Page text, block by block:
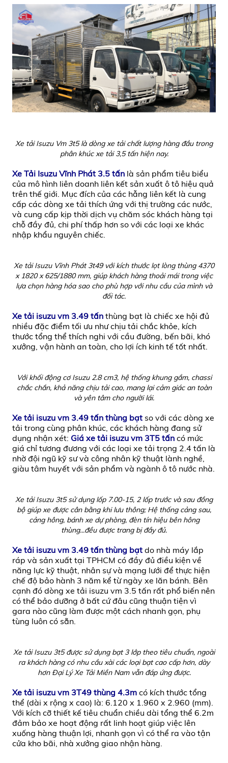
Xe tải Isuzu Vm 3t5 là dòng xe tải chất lượng hàng đầu trong
phân khúc xe tải 3,5 tấn hiện nay.
Xe Tải Isuzu Vĩnh Phát 3.5 tấn là sản phẩm tiêu biểu
của mô hình liên doanh liên kết sản xuất ô tô hiệu quả
trên thế giới. Mục đích của các hẫng liên kết là cung
cấp các dòng xe tải thích ứng với thị trường các nước,
và cung cấp kịp thời dịch vụ chăm sóc khách hàng tại
chỗ đầy đủ, chi phí thấp hơn so với các loại xe khác
nhập khẩu nguyên chiếc.
Xe tải Isuzu Vĩnh Phát 3t49 với kích thước lọt lòng thùng 4370
x 1820 x 625/1880 mm, giúp khách hàng thoải mái trong việc
lựa chọn hàng hóa sao cho phù hợp với nhu cầu của mình và
đối tác.
Xe tải isuzu vm 3.49 tấn thùng bạt là chiếc xe hội đủ
nhiều đặc điểm tối ưu như chịu tải chắc khỏe, kích
thước tổng thể thích nghi với cầu đường, bến bãi, khó
xưởng, vận hành an toàn, cho lợi ích kinh tế tốt nhất.
Với khối động cơ Isuzu 2.8 cm3, hệ thống khung gầm, chassi
chắc chắn, khả năng chịu tải cao, mang lại cảm giác an toàn
và yên tâm cho người lái.
Xe tải isuzu vm 3.49 tấn thùng bạt so với các dòng xe
tải trong cùng phân khúc, các khách hàng đang sử
dụng nhận xét: Giá xe tải isuzu vm 3T5 tấn có mức
giá chỉ tương đương với các loại xe tải trọng 2.4 tấn là
nhờ đội ngũ kỹ sư và công nhân kỹ thuật lành nghề,
giàu tâm huyết với sản phẩm và ngành ô tô nước nhà.
Xe tải Isuzu 3t5 sử dụng lốp 7.00-15, 2 lốp trước và sau đồng
bộ giúp xe được cân bằng khi lưu thông; Hệ thống cảng sau,
cảng hông, bánh xe dự phòng, đèn tín hiệu bên hông
thùng...đều được trang bị đầy đủ.
Xe tải isuzu vm 3.49 tấn thùng bạt do nhà máy lắp
ráp và sản xuất tại TPHCM có đầy đủ điều kiện về
năng lực kỹ thuật, nhân sự và mạng lưới để thực hiện
chế độ bảo hành 3 năm kể từ ngày xe lăn bánh. Bên
cạnh đó dòng xe tải isuzu vm 3.5 tấn rất phổ biến nên
có thể bảo dưỡng ở bất cứ đâu cũng thuận tiện vì
gara nào cũng làm được một cách nhanh gọn, phụ
tùng luôn có sẵn.
Xe tải Isuzu 3t5 được sử dụng bạt 3 lớp theo tiêu chuẩn, ngoài
ra khách hàng có nhu cầu xài các loại bạt cao cấp hơn, dày
hơn Đại Lý Xe Tải Miền Nam vẫn đáp ứng được.
Xe tải isuzu vm 3T49 thùng 4.3m có kích thước tổng
thể (dài x rộng x cao) là: 6.120 x 1.960 x 2.960 (mm).
Với kích cỡ thiết kế tiêu chuẩn chiều dài tổng thể 6.2m
đảm bảo xe hoạt động rất linh hoạt giúp việc lên
xuống hàng thuận lợi, nhanh gọn vì có thể ra vào tận
cửa kho bãi, nhà xưởng giao nhận hàng.